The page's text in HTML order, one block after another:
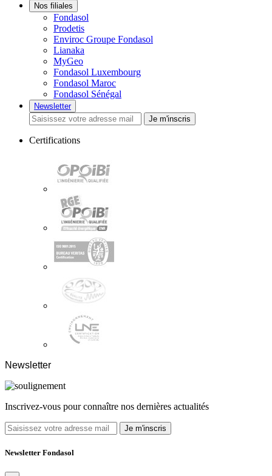
Nos filiales
Fondasol
Prodetis
Enviroc Groupe Fondasol
Lianaka
MyGeo
Fondasol Luxembourg
Fondasol Maroc
Fondasol Sénégal
Newsletter
Je m'inscris
Certifications
Newsletter
Inscrivez-vous pour connaître nos dernières actualités
Je m'inscris
Newsletter Fondasol